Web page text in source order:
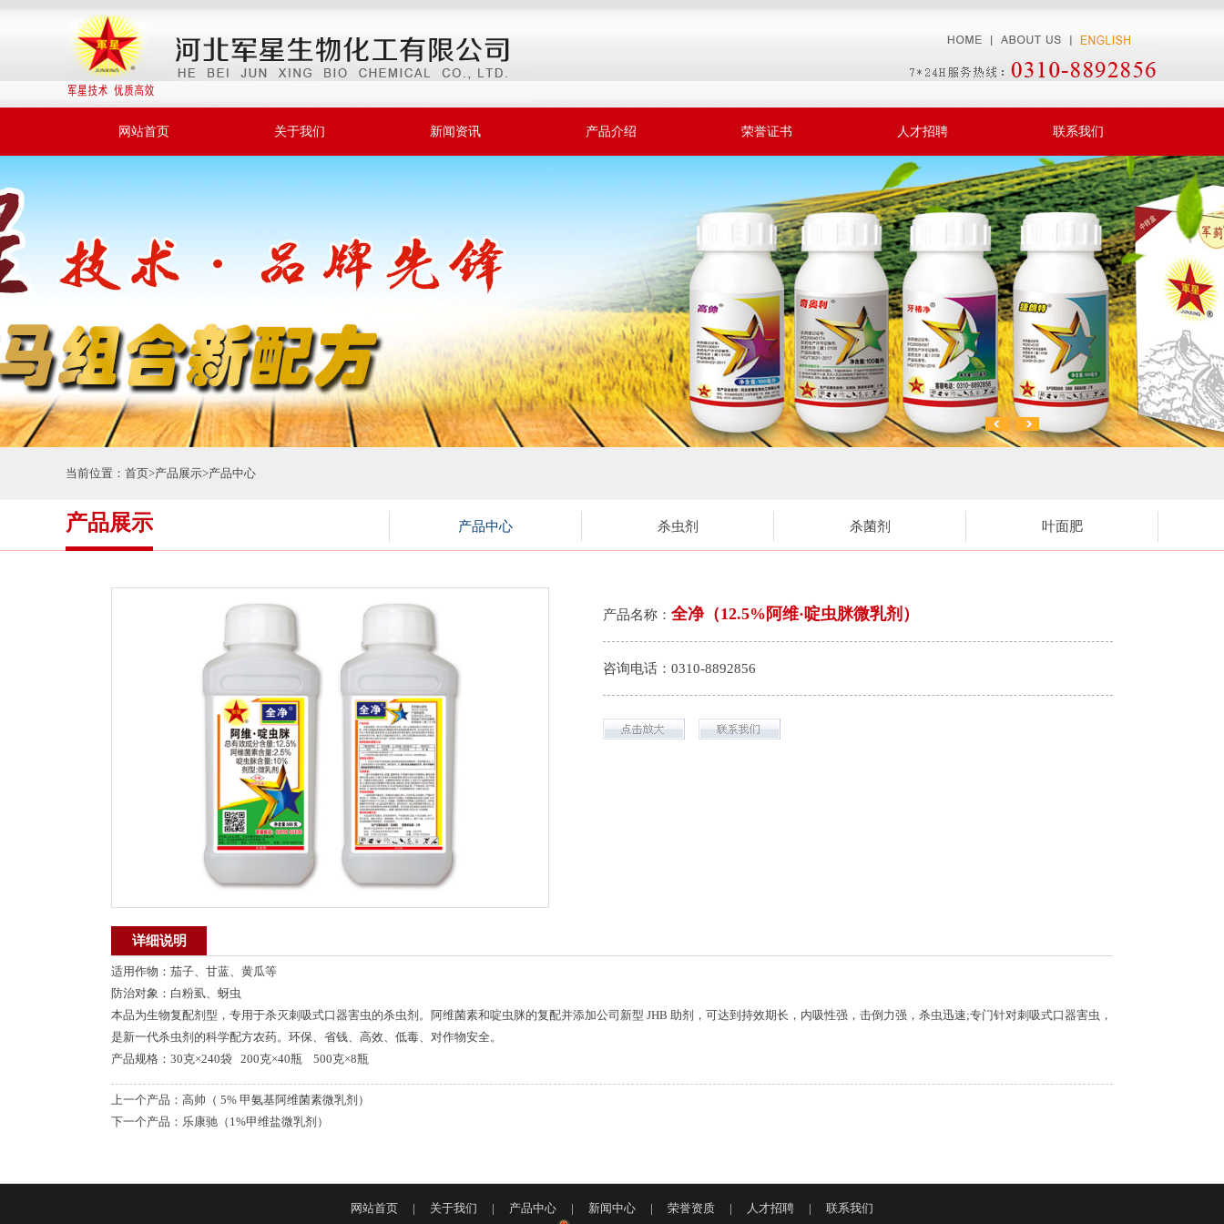
网站首页 关于我们 新闻资讯 产品介绍 荣誉证书 人才招聘 联系我们
当前位置： 首页>产品展示>产品中心
产品展示 产品中心 杀虫剂 杀菌剂 叶面肥
产品名称： 全净（12.5%阿维·啶虫脒微乳剂）
咨询电话：0310-8892856
详细说明
适用作物：茄子、甘蓝、黄瓜等
防治对象：白粉虱、蚜虫
本品为生物复配剂型，专用于杀灭刺吸式口器害虫的杀虫剂。阿维菌素和啶虫脒的复配并添加公司新型 JHB 助剂，可达到持效期长，内吸性强，击倒力强，杀虫迅速;专门针对刺吸式口器害虫，
是新一代杀虫剂的科学配方农药。环保、省钱、高效、低毒、对作物安全。
产品规格：30克×240袋 200克×40瓶 500克×8瓶
上一个产品： 高帅（ 5% 甲氨基阿维菌素微乳剂）
下一个产品： 乐康驰（1%甲维盐微乳剂）
网站首页 | 关于我们 | 产品中心 | 新闻中心 | 荣誉资质 | 人才招聘 | 联系我们